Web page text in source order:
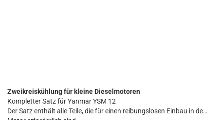
Zweikreiskühlung für kleine Dieselmotoren
Kompletter Satz für Yanmar YSM 12
Der Satz enthält alle Teile, die für einen reibungslosen Einbau in den
Motor erforderlich sind.